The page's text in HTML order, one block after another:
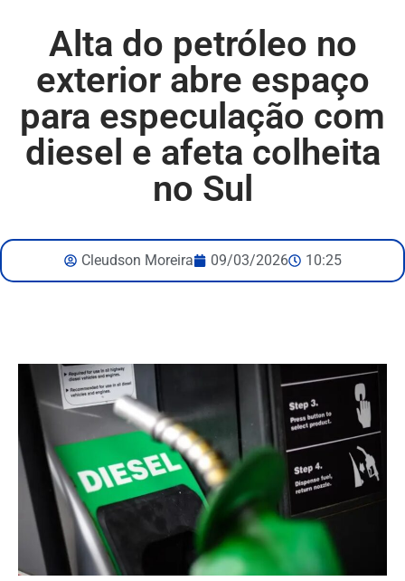
Alta do petróleo no
exterior abre espaço
para especulação com
diesel e afeta colheita
no Sul
Cleudson Moreira 09/03/2026 10:25